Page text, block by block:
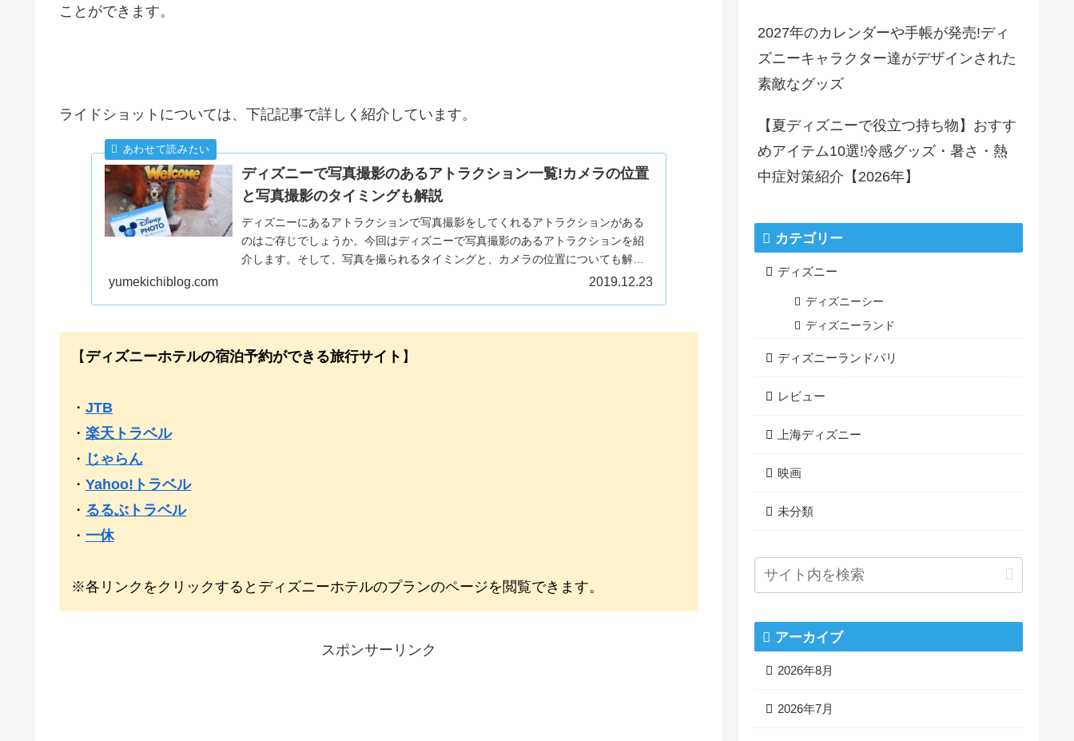
ことができます。
ライドショットについては、下記記事で詳しく紹介しています。
ディズニーで写真撮影のあるアトラクション一覧!カメラの位置
と写真撮影のタイミングも解説
ディズニーにあるアトラクションで写真撮影をしてくれるアトラクションがある
のはご存じでしょうか。今回はディズニーで写真撮影のあるアトラクションを紹
介します。そして、写真を撮られるタイミングと、カメラの位置についても解説
yumekichiblog.com 2019.12.23
【 ディズニーホテルの宿泊予約ができる旅行サイト 】
・ JTB
・ 楽天トラベル
・ じゃらん
・ Yahoo!トラベル
・ るるぶトラベル
・ 一休
※各リンクをクリックするとディズニーホテルのプランのページを閲覧できます。
スポンサーリンク
2027年のカレンダーや手帳が発売!ディ
ズニーキャラクター達がデザインされた
素敵なグッズ
【夏ディズニーで役立つ持ち物】おすす
めアイテム10選!冷感グッズ・暑さ・熱
中症対策紹介【2026年】
カテゴリー
ディズニー
ディズニーシー
ディズニーランド
ディズニーランドパリ
レビュー
上海ディズニー
映画
未分類
アーカイブ
2026年8月
2026年7月